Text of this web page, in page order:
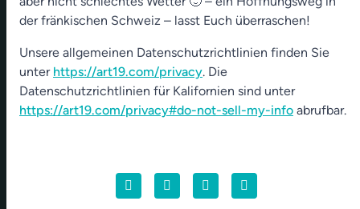
der fränkischen Schweiz – lasst Euch überraschen!
Unsere allgemeinen Datenschutzrichtlinien finden Sie
unter https://art19.com/privacy. Die
Datenschutzrichtlinien für Kalifornien sind unter
https://art19.com/privacy#do-not-sell-my-info abrufbar.